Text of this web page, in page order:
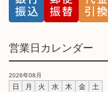
営業日カレンダー
2026年08月
日 月 火 水 木 金
土